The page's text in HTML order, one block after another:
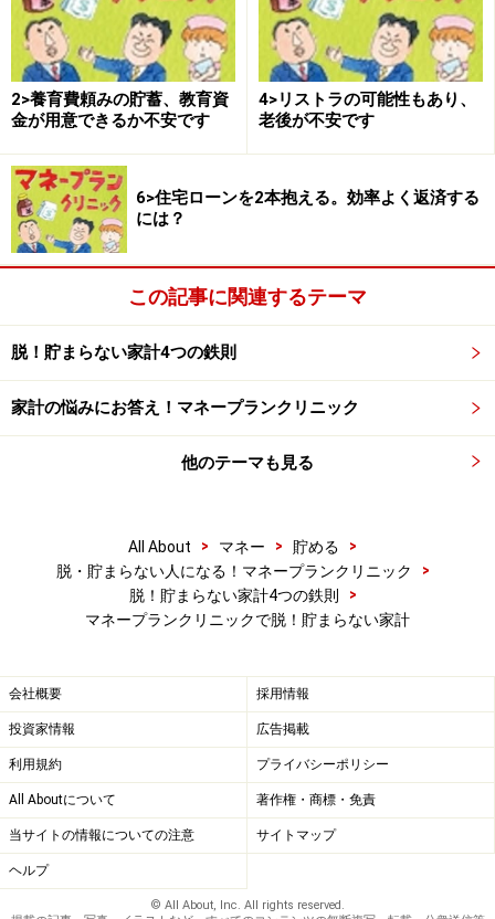
6>住宅ローンを2本抱える。効率よく返済するには？
取材・文・撮影／清水京武 監修／伊藤裕（ファイナン
シャル・プランナー)
※記事内容は執筆時点のものです。最新の内容をご確認くださ
い。
2>養育費頼みの貯蓄、教育資
金が用意できるか不安です
4>リストラの可能性もあり、
老後が不安です
6>住宅ローンを2本抱える。効率よく返済する
には？
この記事に関連するテーマ
脱！貯まらない家計4つの鉄則
家計の悩みにお答え！マネープランクリニック
他のテーマも見る
All About > マネー > 貯める
>
脱・貯まらない人になる！マネープランクリニック
>
脱！貯まらない家計4つの鉄則
>
マネープランクリニックで脱！貯まらない家計
会社概要 採用情報
投資家情報 広告掲載
利用規約 プライバシーポリシー
All Aboutについて 著作権・商標・免責
当サイトの情報についての注意 サイトマップ
ヘルプ
© All About, Inc. All rights reserved.